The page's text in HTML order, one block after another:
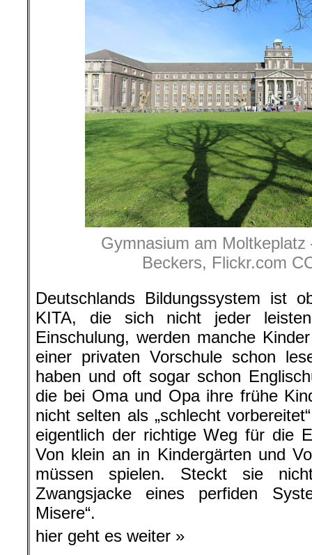
Gymnasium am Moltkeplatz
Beckers, Flickr.com
Deutschlands Bildungssystem ist
KITA, die sich nicht jeder
Einschulung, werden manche
einer privaten Vorschule schon
haben und oft sogar schon
die bei Oma und Opa ihre frühe
nicht selten als „schlecht
eigentlich der richtige Weg für die
Von klein an in Kindergärten und
müssen spielen. Steckt sie
Zwangsjacke eines perfiden
Misere“.
hier geht es weiter »